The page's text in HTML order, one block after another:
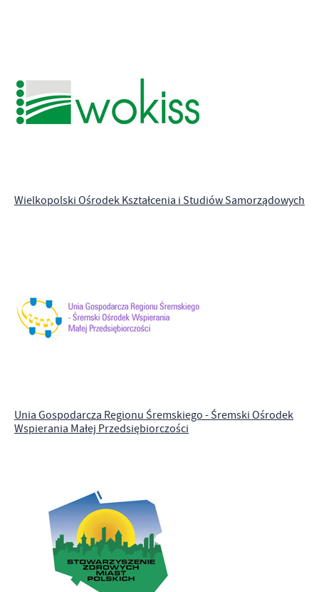
Wielkopolski Ośrodek Kształcenia i Studiów Samorządowych
Unia Gospodarcza Regionu Śremskiego - Śremski Ośrodek
Wspierania Małej Przedsiębiorczości